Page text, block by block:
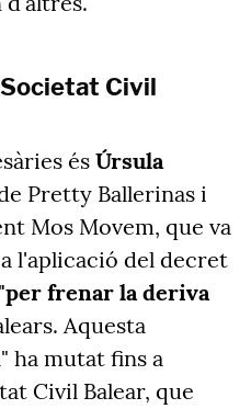
Civil
és Úrsula
Pretty Ballerinas i
Mos Movem, que va
l'aplicació del decret
frenar la deriva
Aquesta
ha mutat fins a
Civil Balear, que